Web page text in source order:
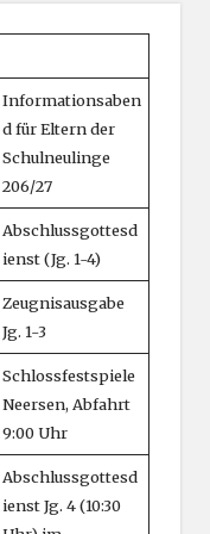
Informationsaben
d für Eltern der
Schulneulinge
206/27
Abschlussgottesd
ienst (Jg. 1-4)
Zeugnisausgabe
Jg. 1-3
Schlossfestspiele
Neersen, Abfahrt
9:00 Uhr
Abschlussgottesd
ienst Jg. 4 (10:30